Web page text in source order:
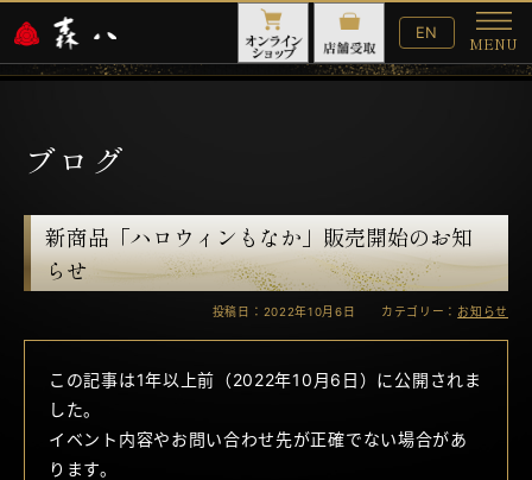
English
Website
EN
MENU
メ
ニ
ブログ
新商品「ハロウィンもなか」販売開始のお知
らせ
投稿日：2022年10月6日 カテゴリー： お知らせ
この記事は1年以上前（2022年10月6日）に公開されま
した。
イベント内容やお問い合わせ先が正確でない場合があ
ります。